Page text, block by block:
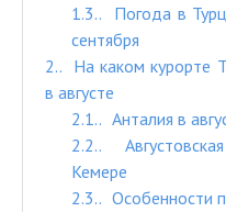
1.3.
Погода в
сентября
2.
На каком курорте
в августе
2.1.
Анталия в
2.2.
Кемере
2.3.
Особенности